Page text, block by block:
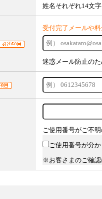
姓名それぞれ14文
受付完了メールや
迷惑メール防止のた
ご使用番号がご不
ご使用番号が分
※お客さまのご確認